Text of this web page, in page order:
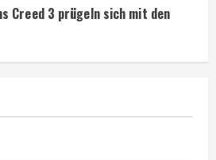
Creed 3 prügeln sich mit den